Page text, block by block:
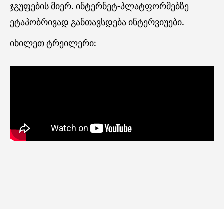
ჯგუფების მიერ. ინტერნეტ-პლატფორმებზე
ეტაპობრივად განთავსდება ინტერვიუები.
იხილეთ ტრეილერი: